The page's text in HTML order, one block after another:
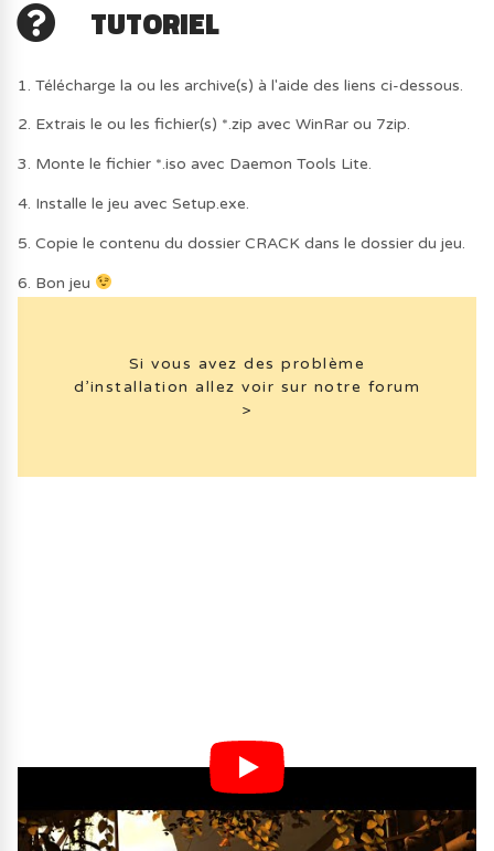
TUTORIEL
1. Télécharge la ou les archive(s) à l'aide des liens ci-dessous.
2. Extrais le ou les fichier(s) *.zip avec WinRar ou 7zip.
3. Monte le fichier *.iso avec Daemon Tools Lite.
4. Installe le jeu avec Setup.exe.
5. Copie le contenu du dossier CRACK dans le dossier du jeu.
6. Bon jeu
Si vous avez des problème
d’installation allez voir sur notre forum
>